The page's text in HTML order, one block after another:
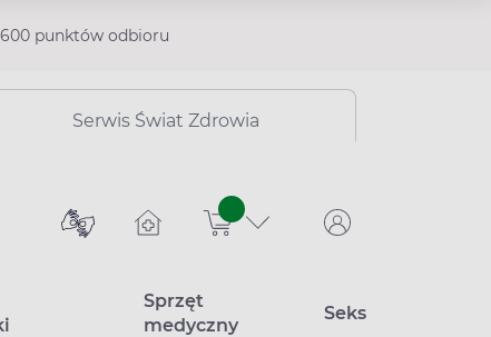
punktów odbioru
Serwis Świat Zdrowia
sztuk
Sprzęt
medyczny
Seks